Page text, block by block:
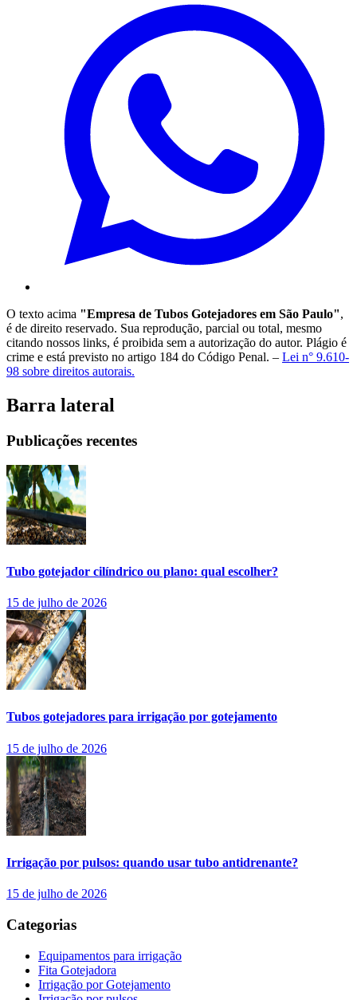
O texto acima "Empresa de Tubos Gotejadores em São Paulo",
é de direito reservado. Sua reprodução, parcial ou total, mesmo
citando nossos links, é proibida sem a autorização do autor. Plágio é
crime e está previsto no artigo 184 do Código Penal. – Lei n° 9.610-
98 sobre direitos autorais.
Barra lateral
Publicações recentes
Tubo gotejador cilíndrico ou plano: qual escolher?
15 de julho de 2026
Tubos gotejadores para irrigação por gotejamento
15 de julho de 2026
Irrigação por pulsos: quando usar tubo antidrenante?
15 de julho de 2026
Categorias
Equipamentos para irrigação
Fita Gotejadora
Irrigação por Gotejamento